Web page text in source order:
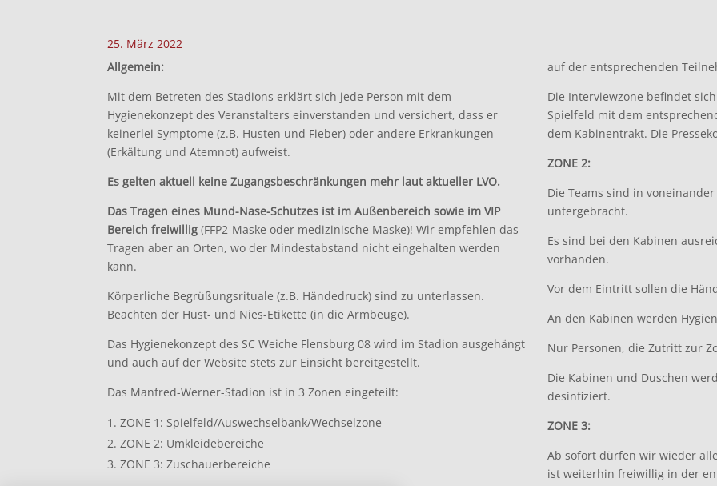
25. März 2022
Allgemein:
Mit dem Betreten des Stadions erklärt sich jede Person mit dem
Hygienekonzept des Veranstalters einverstanden und versichert, dass er
keinerlei Symptome (z.B. Husten und Fieber) oder andere Erkrankungen
(Erkältung und Atemnot) aufweist.
Es gelten aktuell keine Zugangsbeschränkungen mehr laut aktueller LVO.
Das Tragen eines Mund-Nase-Schutzes ist im Außenbereich sowie im VIP
Bereich freiwillig(FFP2-Maske oder medizinische Maske)! Wir empfehlen das
Tragen aber an Orten, wo der Mindestabstand nicht eingehalten werden
kann.
Körperliche Begrüßungsrituale (z.B. Händedruck) sind zu unterlassen.
Beachten der Hust- und Nies-Etikette (in die Armbeuge).
Das Hygienekonzept des SC Weiche Flensburg 08 wird im Stadion ausgehängt
und auch auf der Website stets zur Einsicht bereitgestellt.
Das Manfred-Werner-Stadion ist in 3 Zonen eingeteilt:
ZONE 1: Spielfeld/Auswechselbank/Wechselzone
ZONE 2: Umkleidebereiche
ZONE 3: Zuschauerbereiche
auf der entsprechenden
Die Interviewzone befindet
Spielfeld mit dem
dem Kabinentrakt. Die
ZONE 2:
Die Teams sind in
untergebracht.
Es sind bei den Kabinen
vorhanden.
Vor dem Eintritt sollen die
An den Kabinen werden
Nur Personen, die Zutritt zur
Die Kabinen und Duschen
desinfiziert.
ZONE 3:
Ab sofort dürfen wir wieder
ist weiterhin freiwillig in der